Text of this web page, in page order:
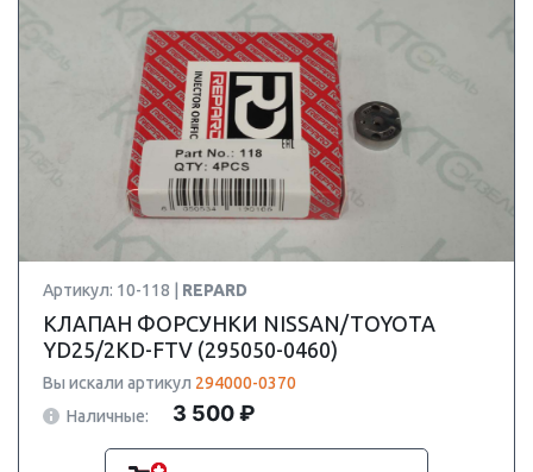
Артикул: 10-118 | REPARD
КЛАПАН ФОРСУНКИ NISSAN/TOYOTA
YD25/2KD-FTV (295050-0460)
Вы искали артикул 294000-0370
Наличные:
3 500 ₽